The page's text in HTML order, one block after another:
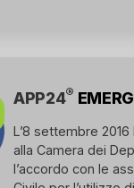
APP24®
L’8 settembre
alla Camera dei
l’accordo con le